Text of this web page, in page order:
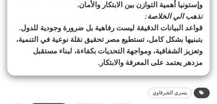
وإستونيا أهمية التوازن بين الابتكار والأمان.
نذهب الي الخلاصة:
قواعد البيانات الدقيقة ليست رفاهية بل ضرورة وجودية للدول.
بتبنيها بشكل كامل، تستطيع مصر تحقيق نقلة نوعية في التنمية،
وتعزيز الشفافية، ومواجهة التحديات بكفاءة، لبناء مستقبل
مزدهر يعتمد على المعرفة والابتكار.
يسري الشرقاوي